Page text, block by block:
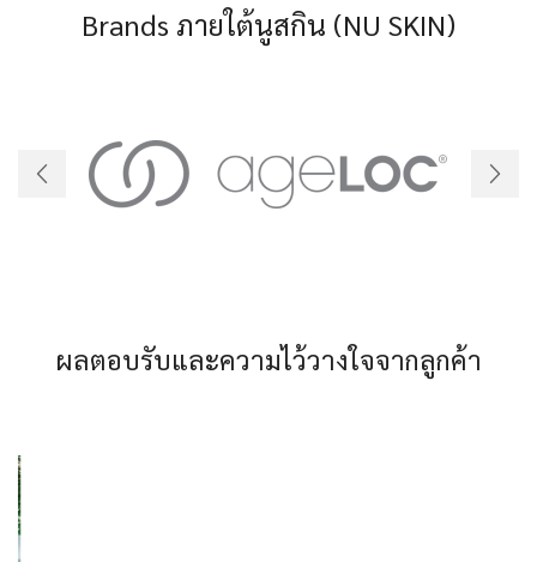
โค
Brands ภายใต้นูสกิน (NU SKIN)
ผลตอบรับและความไว้วางใจจากลูกค้า